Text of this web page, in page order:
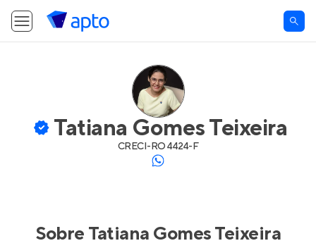
Tatiana Gomes Teixeira
CRECI-RO 4424-F
Sobre Tatiana Gomes Teixeira